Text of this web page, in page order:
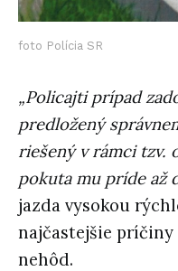
foto Polícia SR
„Policajti prípad
predložený
riešený v rámci tzv.
pokuta mu príde až
jazda vysokou
najčastejšie
nehôd.